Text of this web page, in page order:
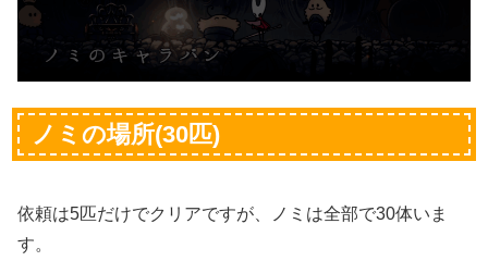
ノミの場所(30匹)
依頼は5匹だけでクリアですが、ノミは全部で30体いま
す。